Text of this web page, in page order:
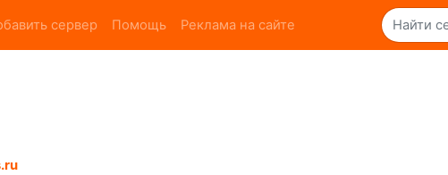
сервер Помощь Реклама на сайте